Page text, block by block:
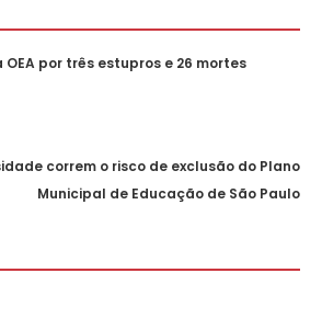
por três estupros e 26 mortes
correm o risco de exclusão do Plano
Municipal de Educação de São Paulo